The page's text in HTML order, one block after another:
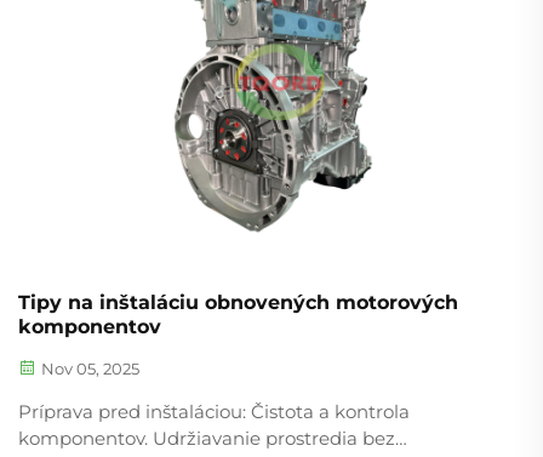
Tipy na inštaláciu obnovených motorových
komponentov
Nov 05, 2025
Príprava pred inštaláciou: Čistota a kontrola
komponentov. Udržiavanie prostredia bez